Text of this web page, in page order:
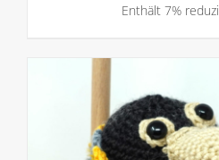
Enthält 7%